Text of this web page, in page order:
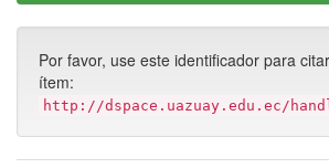
Por favor, use este identificador para
ítem:
http://dspace.uazuay.edu.ec/